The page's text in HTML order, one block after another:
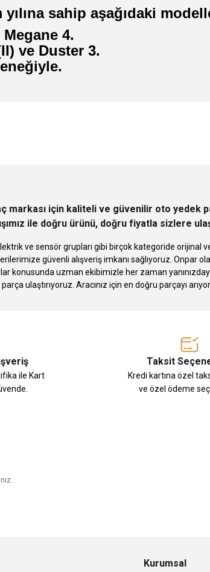
sahip aşağıdaki
4.
ve Duster 3.
Gönder
markası için kaliteli ve güvenilir oto
ile doğru ürünü, doğru fiyatla sizlere
ve sensör grupları gibi birçok kategoride orijinal
güvenli alışveriş imkanı sağlıyoruz. Onpar
uzman ekibimizle her zaman
ulaştırıyoruz. Aracınız için en doğru parçayı
ile Kart
Taksit
Kredi kartına özel
ve özel ödeme
Kurumsal